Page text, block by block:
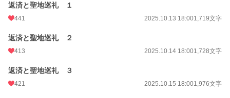
返済と聖地巡礼 １
441 2025.10.13 18:001,719文字
返済と聖地巡礼 ２
413 2025.10.14 18:001,728文字
返済と聖地巡礼 ３
421 2025.10.15 18:001,976文字